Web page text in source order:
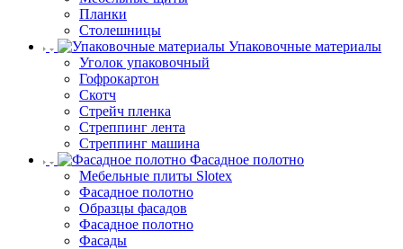
Планки
Столешницы
Упаковочные материалы
Уголок упаковочный
Гофрокартон
Скотч
Стрейч пленка
Стреппинг лента
Стреппинг машина
Фасадное полотно
Мебельные плиты Slotex
Фасадное полотно
Образцы фасадов
Фасадное полотно
Фасады